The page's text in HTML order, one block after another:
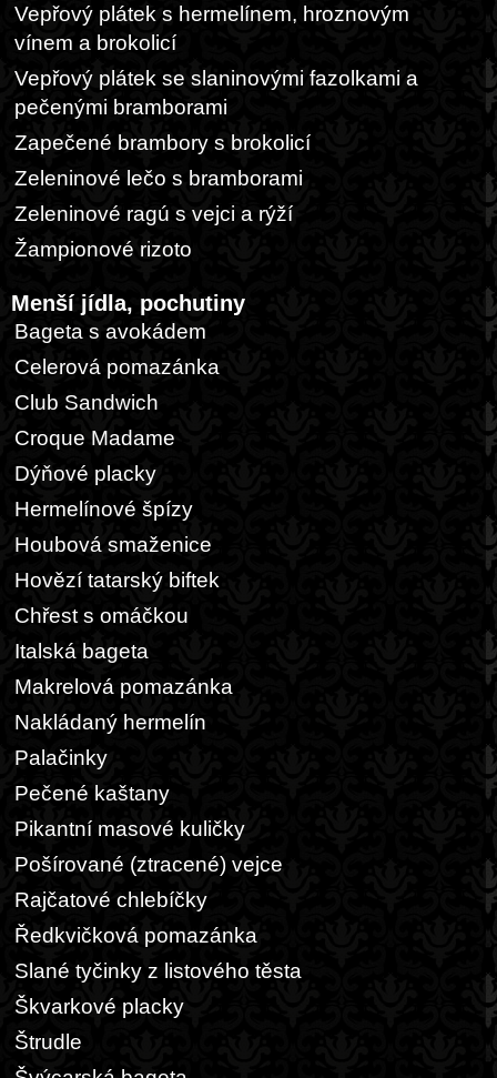
Vepřový plátek s hermelínem, hroznovým
vínem a brokolicí
Vepřový plátek se slaninovými fazolkami a
pečenými bramborami
Zapečené brambory s brokolicí
Zeleninové lečo s bramborami
Zeleninové ragú s vejci a rýží
Žampionové rizoto
Menší jídla, pochutiny
Bageta s avokádem
Celerová pomazánka
Club Sandwich
Croque Madame
Dýňové placky
Hermelínové špízy
Houbová smaženice
Hovězí tatarský biftek
Chřest s omáčkou
Italská bageta
Makrelová pomazánka
Nakládaný hermelín
Palačinky
Pečené kaštany
Pikantní masové kuličky
Pošírované (ztracené) vejce
Rajčatové chlebíčky
Ředkvičková pomazánka
Slané tyčinky z listového těsta
Škvarkové placky
Štrudle